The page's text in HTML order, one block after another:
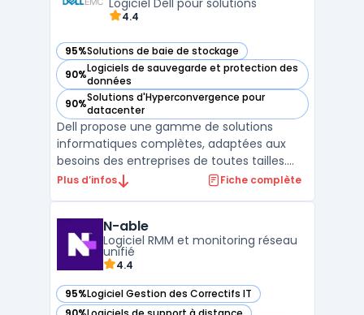
données, garantissant la di ...
Logiciel Dell pour solutions
4.4
95%Solutions de baie de stockage
— voir Dell EMC dans cette catégorie
90%Logiciels de sauvegarde et protection des
données
— voir Dell EMC dans cette catégorie
90%Solutions d'Hyperconvergence pour
datacenter
— voir Dell EMC dans cette catégorie
Dell propose une gamme de solutions
informatiques complètes, adaptées aux
besoins des entreprises de toutes tailles.
Ses logiciels d'entreprise sont conçus pour
infrastructures IT. Les produits Dell incluent
des serveurs, de ...
Plus d’infos Fiche complète
N-able
Logiciel RMM et monitoring réseau
unifié
4.4
95%Logiciel Gestion des Correctifs IT
— voir N-able dans cette catégorie